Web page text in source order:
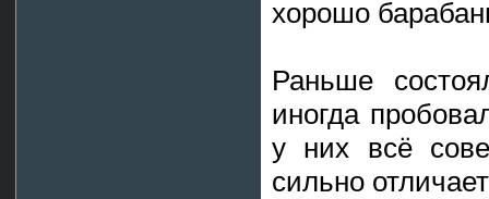
хорошо
Раньше
иногда
у них всё
сильно